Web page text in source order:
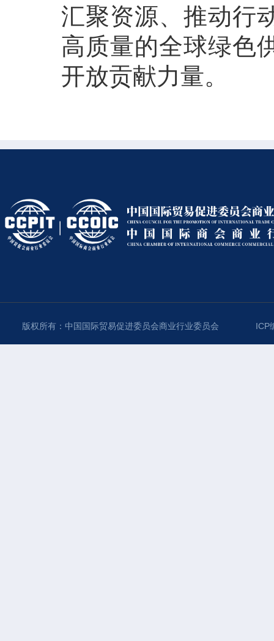
汇聚资源、推动行
高质量的全球绿色
开放贡献力量。
版权所有：中国国际贸易促进委员会商业行业委员会 ICP